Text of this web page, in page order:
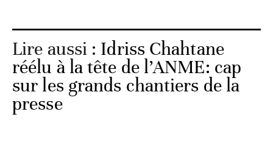
Lire aussi : Idriss Chahtane
réélu à la tête de l’ANME: cap
sur les grands chantiers de la
presse